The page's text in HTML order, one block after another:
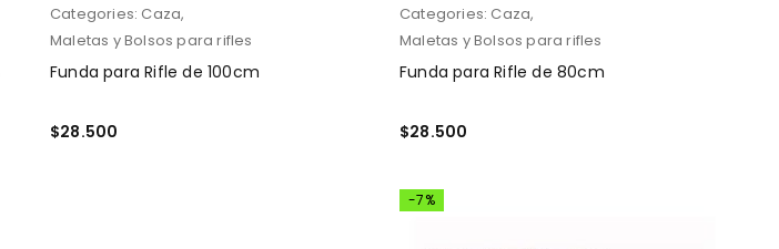
Categories: Caza,
Maletas y Bolsos para rifles
Funda para Rifle de 100cm
$28.500
Categories: Caza,
Maletas y Bolsos para rifles
Funda para Rifle de 80cm
$28.500
-7%